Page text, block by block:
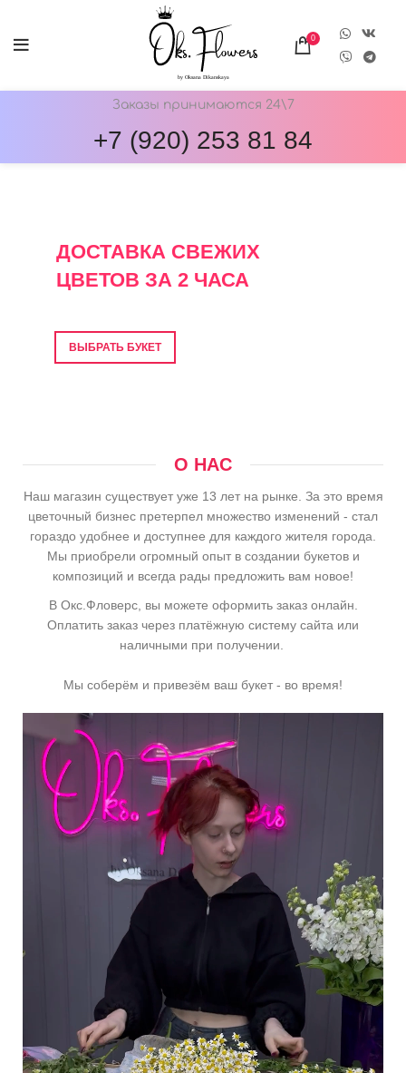
0
Заказы принимаются 24\7
+7 (920) 253 81 84
ДОСТАВКА СВЕЖИХ
ЦВЕТОВ ЗА 2 ЧАСА
ВЫБРАТЬ БУКЕТ
О НАС
Наш магазин существует уже 13 лет на рынке. За это время
цветочный бизнес претерпел множество изменений - стал
гораздо удобнее и доступнее для каждого жителя города.
Мы приобрели огромный опыт в создании букетов и
композиций и всегда рады предложить вам новое!
В Окс.Фловерс, вы можете оформить заказ онлайн.
Оплатить заказ через платёжную систему сайта или
наличными при получении.
Мы соберём и привезём ваш букет - во время!